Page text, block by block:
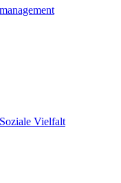
Vielfalt